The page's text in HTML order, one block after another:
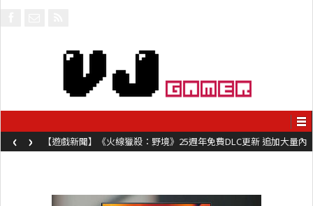
【遊戲新聞】《火線獵殺：野境》25週年免費DLC更新 追加大量內
容同時系舊作限時超平價折扣
‹ ›